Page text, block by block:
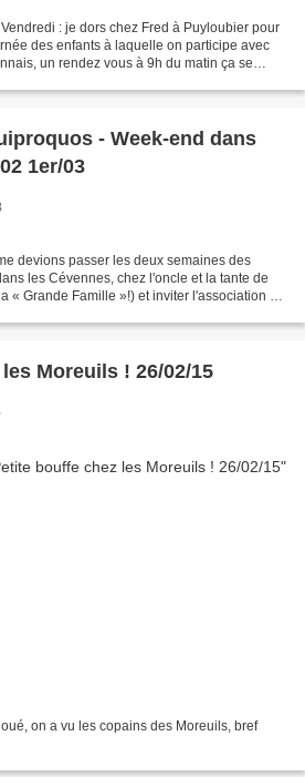
: je dors chez Fred à Puyloubier pour
des enfants à laquelle on participe avec
un rendez vous à 9h du matin ça se
- Week-end dans
1er/03
devions passer les deux semaines des
les Cévennes, chez l'oncle et la tante de
« Grande Famille »!) et inviter l'association La
Moreuils ! 26/02/15
on a vu les copains des Moreuils, bref